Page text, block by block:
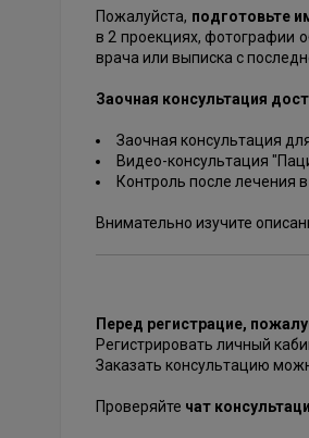
Пожалуйста, подготовьте
в 2 проекциях, фотографии
врача или выписка с
Заочная консультация
Заочная консультация
Видео-консультация
Контроль после лечения
Внимательно изучите
Перед регистрацие,
Регистрировать личный
Заказать консультацию
Проверяйте чат